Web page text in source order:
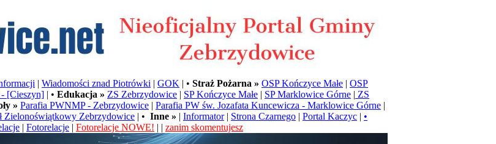
| Wiadomości znad Piotrówki | GOK | • Straż Pożarna » OSP Kończyce Małe | OSP
- [Cieszyn] | • Edukacja » ZS Zebrzydowice | SP Kończyce Małe | SP Marklowice Górne | ZS
» Parafia PWNMP - Zebrzydowice | Parafia PW św. Jozafata Kuncewicza - Marklowice Górne |
Zielonoświątkowy Zebrzydowice | • Inne » | Informator| Strona Czarnego | Portal Kaczyc | •
| Fotorelacje | Fotorelacje NOWE! | | zanim skomentujesz